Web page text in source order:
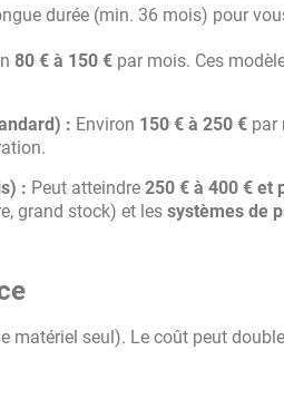
durée (min. 36 mois) pour
80 € à 150 € par mois. Ces
: Environ 150 € à 250 € par
: Peut atteindre 250 € à 400 € et
grand stock) et les systèmes de
matériel seul). Le coût peut